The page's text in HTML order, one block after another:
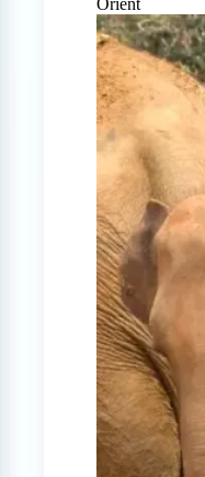
Orient